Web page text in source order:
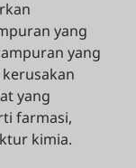
yang
yang
yang
farmasi,
kimia.